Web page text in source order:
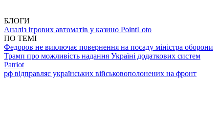
БЛОГИ
Аналіз ігрових автоматів у казино PointLoto
ПО ТЕМІ
Федоров не виключає повернення на посаду міністра оборони
Трамп про можливість надання Україні додаткових систем
Patriot
рф відправляє українських військовополонених на фронт